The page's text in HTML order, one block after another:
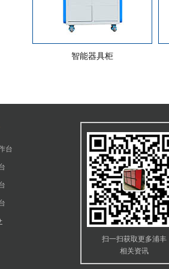
智能器具柜
台
扫一扫获取更多浦丰
相关资讯